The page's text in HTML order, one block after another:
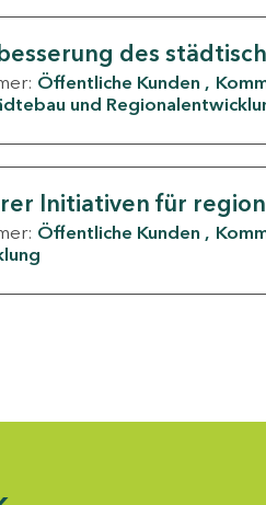
des
Öffentliche Kunden
und
Initiativen für
Öffentliche Kunden